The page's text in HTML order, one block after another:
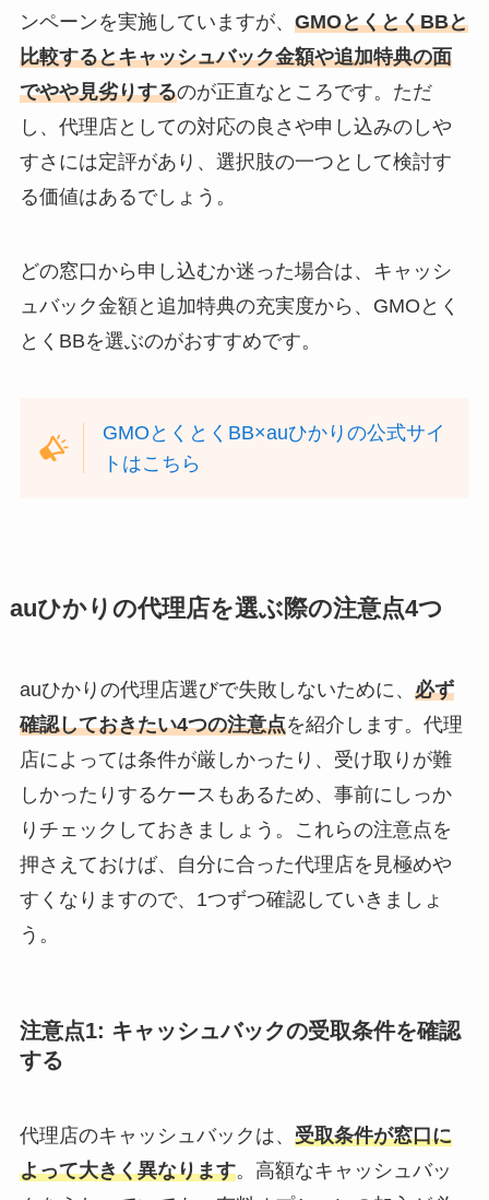
ンペーンを実施していますが、 GMOとくとくBBと
比較するとキャッシュバック金額や追加特典の面
でやや見劣りするのが正直なところです。ただ
し、代理店としての対応の良さや申し込みのしや
すさには定評があり、選択肢の一つとして検討す
る価値はあるでしょう。
どの窓口から申し込むか迷った場合は、キャッシ
ュバック金額と追加特典の充実度から、GMOとく
とくBBを選ぶのがおすすめです。
GMOとくとくBB×auひかりの公式サイ
トはこちら
auひかりの代理店を選ぶ際の注意点4つ
auひかりの代理店選びで失敗しないために、 必ず
確認しておきたい4つの注意点を紹介します。代理
店によっては条件が厳しかったり、受け取りが難
しかったりするケースもあるため、事前にしっか
りチェックしておきましょう。これらの注意点を
押さえておけば、自分に合った代理店を見極めや
すくなりますので、1つずつ確認していきましょ
う。
注意点1: キャッシュバックの受取条件を確認
する
代理店のキャッシュバックは、 受取条件が窓口に
よって大きく異なります。高額なキャッシュバッ